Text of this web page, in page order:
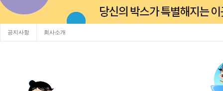
공지사항 회사소개